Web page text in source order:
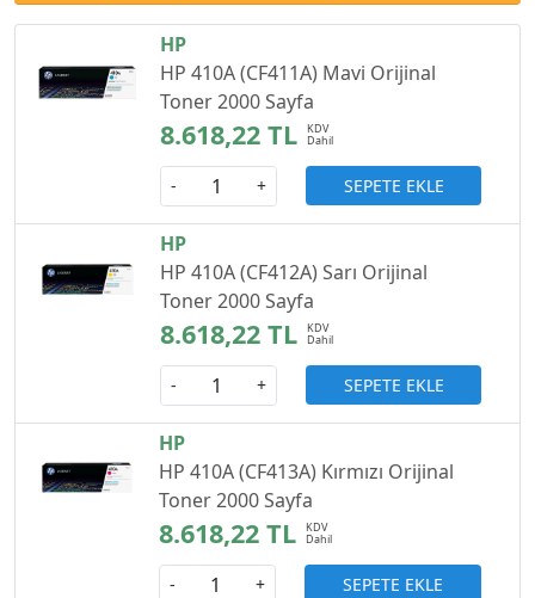
HP
HP 410A (CF411A) Mavi Orijinal
Toner 2000 Sayfa
8.618,22 TL
- + SEPETE EKLE
HP
HP 410A (CF412A) Sarı Orijinal
Toner 2000 Sayfa
8.618,22 TL
- + SEPETE EKLE
HP
HP 410A (CF413A) Kırmızı Orijinal
Toner 2000 Sayfa
8.618,22 TL
- + SEPETE EKLE